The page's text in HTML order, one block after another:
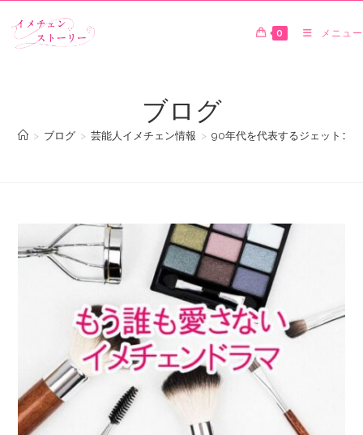
0 メニュー
ブログ
> ブログ > 芸能人イメチェン情報 > 90年代を代表するジェットコ